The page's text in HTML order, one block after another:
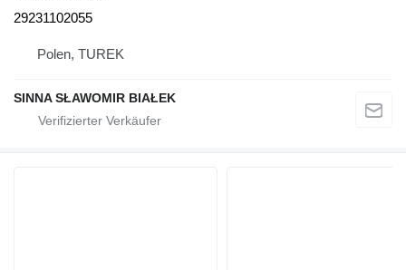
29231102055
Polen, TUREK
SINNA SŁAWOMIR BIAŁEK